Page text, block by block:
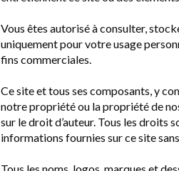
Vous êtes autorisé à consulter,
uniquement pour votre usage
fins commerciales.
Ce site et tous ses composants, y
notre propriété ou la propriété de
sur le droit d’auteur. Tous les droits
informations fournies sur ce site